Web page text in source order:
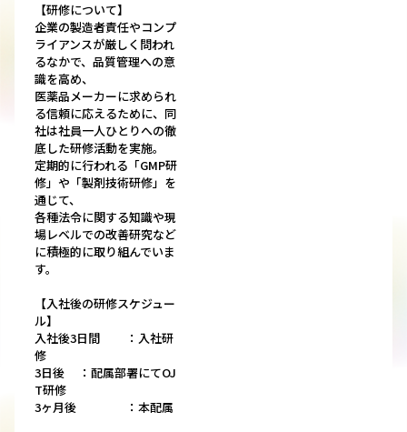
【研修について】
企業の製造者責任やコンプ
ライアンスが厳しく問われ
るなかで、品質管理への意
識を高め、
医薬品メーカーに求められ
る信頼に応えるために、同
社は社員一人ひとりへの徹
底した研修活動を実施。
定期的に行われる「GMP研
修」や「製剤技術研修」を
通じて、
各種法令に関する知識や現
場レベルでの改善研究など
に積極的に取り組んでいま
す。
【入社後の研修スケジュー
ル】
入社後3日間 ：入社研
修
3日後 ：配属部署にてOJ
T研修
3ヶ月後 ：本配属